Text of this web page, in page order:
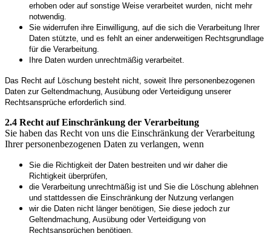
erhoben oder auf sonstige Weise verarbeitet wurden, nicht mehr
notwendig.
Sie widerrufen ihre Einwilligung, auf die sich die Verarbeitung Ihrer
Daten stützte, und es fehlt an einer anderweitigen Rechtsgrundlage
für die Verarbeitung.
Ihre Daten wurden unrechtmäßig verarbeitet.
Das Recht auf Löschung besteht nicht, soweit Ihre personenbezogenen
Daten zur Geltendmachung, Ausübung oder Verteidigung unserer
Rechtsansprüche erforderlich sind.
2.4 Recht auf Einschränkung der Verarbeitung
Sie haben das Recht von uns die Einschränkung der Verarbeitung
Ihrer personenbezogenen Daten zu verlangen, wenn
Sie die Richtigkeit der Daten bestreiten und wir daher die
Richtigkeit überprüfen,
die Verarbeitung unrechtmäßig ist und Sie die Löschung ablehnen
und stattdessen die Einschränkung der Nutzung verlangen
wir die Daten nicht länger benötigen, Sie diese jedoch zur
Geltendmachung, Ausübung oder Verteidigung von
Rechtsansprüchen benötigen,